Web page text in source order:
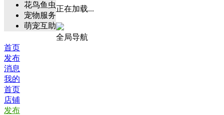
花鸟鱼虫
宠物服务
萌宠互助
正在加载...
全局导航
首页
发布
消息
我的
首页
店铺
发布